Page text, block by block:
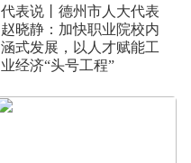
代表说丨德州市人大代表
赵晓静：加快职业院校内
涵式发展，以人才赋能工
业经济“头号工程”